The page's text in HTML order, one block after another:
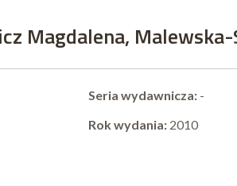
Magdalena, Malewska-
Seria wydawnicza: -
Rok wydania: 2010